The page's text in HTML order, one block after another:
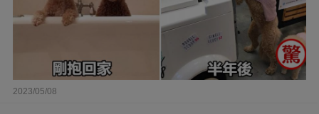
2023/05/08